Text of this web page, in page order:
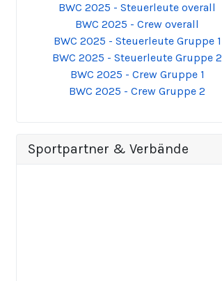
BWC 2025 - Steuerleute overall
BWC 2025 - Crew overall
BWC 2025 - Steuerleute Gruppe 1
BWC 2025 - Steuerleute Gruppe 2
BWC 2025 - Crew Gruppe 1
BWC 2025 - Crew Gruppe 2
Sportpartner & Verbände